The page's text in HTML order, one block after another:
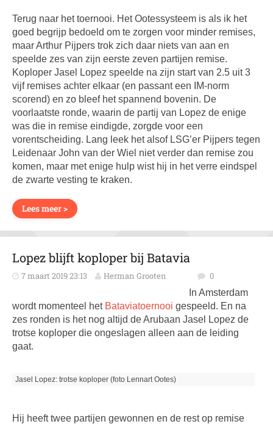
Terug naar het toernooi. Het Ootessysteem is als ik het
goed begrijp bedoeld om te zorgen voor minder remises,
maar Arthur Pijpers trok zich daar niets van aan en
speelde zes van zijn eerste zeven partijen remise.
Koploper Jasel Lopez speelde na zijn start van 2.5 uit 3
vijf remises achter elkaar (en passant een IM-norm
scorend) en zo bleef het spannend bovenin. De
voorlaatste ronde, waarin de partij van Lopez de enige
was die in remise eindigde, zorgde voor een
vorentscheiding. Lang leek het alsof LSG’er Pijpers tegen
Leidenaar John van der Wiel niet verder dan remise zou
komen, maar met enige hulp wist hij in het verre eindspel
de zwarte vesting te kraken.
Lees meer >
Lopez blijft koploper bij Batavia
7 maart 2019 23:13 Herman Grooten 0
In Amsterdam
wordt momenteel het Bataviatoernooi gespeeld. En na
zes ronden is het nog altijd de Arubaan Jasel Lopez de
trotse koploper die ongeslagen alleen aan de leiding
gaat.
Jasel Lopez: trotse koploper (foto Lennart Ootes)
Hij heeft twee partijen gewonnen en de rest op remise